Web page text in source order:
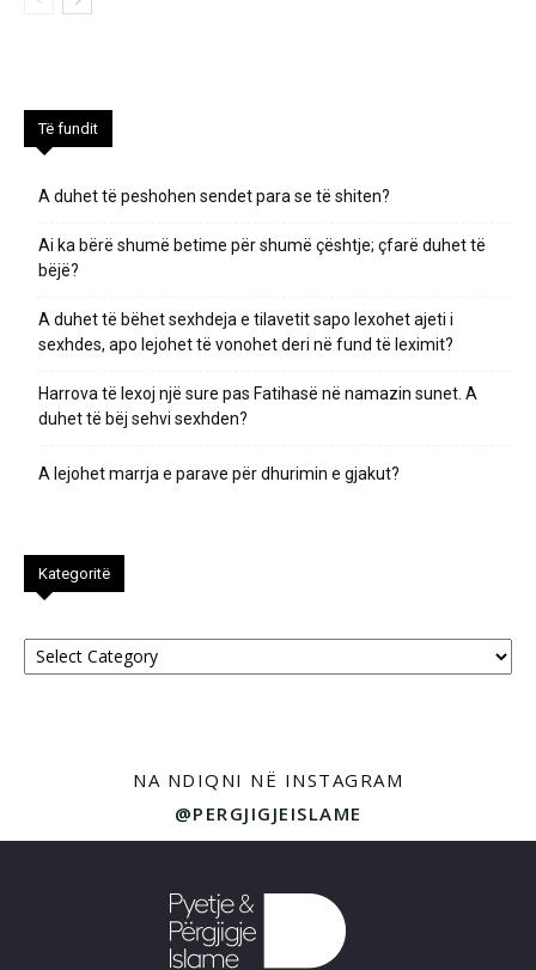
Të fundit
A duhet të peshohen sendet para se të shiten?
Ai ka bërë shumë betime për shumë çështje; çfarë duhet të
bëjë?
A duhet të bëhet sexhdeja e tilavetit sapo lexohet ajeti i
sexhdes, apo lejohet të vonohet deri në fund të leximit?
Harrova të lexoj një sure pas Fatihasë në namazin sunet. A
duhet të bëj sehvi sexhden?
A lejohet marrja e parave për dhurimin e gjakut?
Kategoritë
Kategoritë
NA NDIQNI NË INSTAGRAM
@PERGJIGJEISLAME